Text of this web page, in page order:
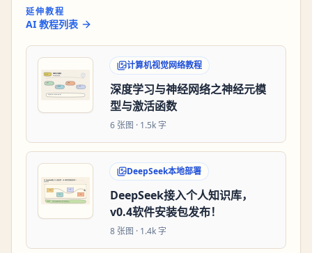
延伸教程
AI 教程列表
计算机视觉网络教程
深度学习与神经网络之神经元模
型与激活函数
6 张图 · 1.5k 字
DeepSeek本地部署
DeepSeek接入个人知识库，
v0.4软件安装包发布！
8 张图 · 1.4k 字